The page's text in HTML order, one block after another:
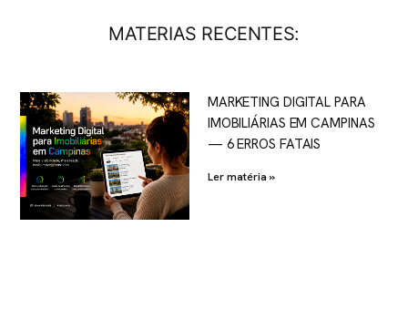
MATERIAS RECENTES:
MARKETING DIGITAL PARA
IMOBILIÁRIAS EM CAMPINAS
— 6 ERROS FATAIS
Ler matéria »